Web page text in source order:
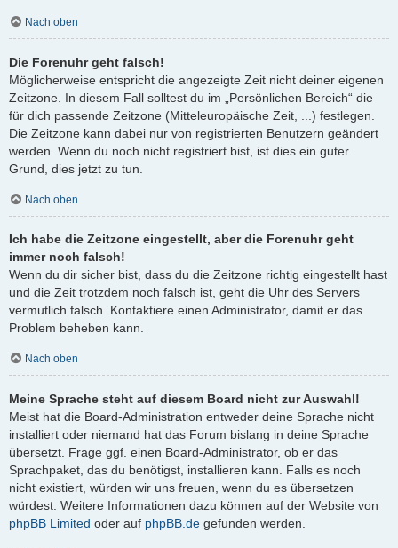
Nach oben
Die Forenuhr geht falsch!
Möglicherweise entspricht die angezeigte Zeit nicht deiner eigenen
Zeitzone. In diesem Fall solltest du im „Persönlichen Bereich“ die
für dich passende Zeitzone (Mitteleuropäische Zeit, ...) festlegen.
Die Zeitzone kann dabei nur von registrierten Benutzern geändert
werden. Wenn du noch nicht registriert bist, ist dies ein guter
Grund, dies jetzt zu tun.
Nach oben
Ich habe die Zeitzone eingestellt, aber die Forenuhr geht
immer noch falsch!
Wenn du dir sicher bist, dass du die Zeitzone richtig eingestellt hast
und die Zeit trotzdem noch falsch ist, geht die Uhr des Servers
vermutlich falsch. Kontaktiere einen Administrator, damit er das
Problem beheben kann.
Nach oben
Meine Sprache steht auf diesem Board nicht zur Auswahl!
Meist hat die Board-Administration entweder deine Sprache nicht
installiert oder niemand hat das Forum bislang in deine Sprache
übersetzt. Frage ggf. einen Board-Administrator, ob er das
Sprachpaket, das du benötigst, installieren kann. Falls es noch
nicht existiert, würden wir uns freuen, wenn du es übersetzen
würdest. Weitere Informationen dazu können auf der Website von
phpBB Limited oder auf phpBB.de gefunden werden.